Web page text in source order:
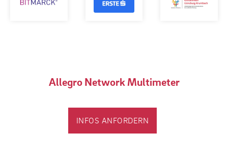
Allegro Network Multimeter
INFOS ANFORDERN